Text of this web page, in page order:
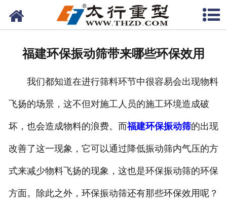
网站首页
联系我们
福建环保振动筛带来哪些环保效用
我们都知道在进行筛料环节中很容易会出现物料
飞扬的场景，这不但对施工人员的施工环境造成破
坏，也会造成物料的浪费。而福建环保振动筛的出现
改善了这一现象，它可以通过降低振动筛内气压的方
式来减少物料飞扬的现象，这也是环保振动筛的环保
方面。除此之外，环保振动筛还有那些环保效用呢？